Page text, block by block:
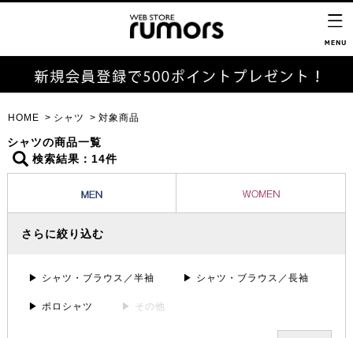
HOME シャツ 対象商品
シャツの商品一覧
検索結果：14件
さらに絞り込む
▶ シャツ・ブラウス／半袖 ▶ シャツ・ブラウス／長袖
▶ ポロシャツ ▶ その他